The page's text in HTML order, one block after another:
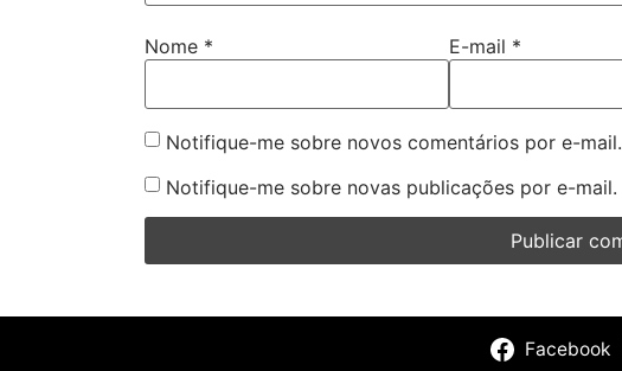
Nome * E-mail *
Notifique-me sobre novos comentários por e-mail.
Notifique-me sobre novas publicações por e-mail.
Facebook